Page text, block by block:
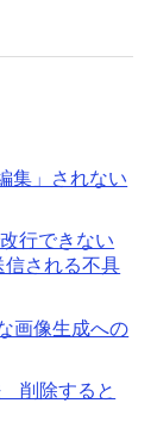
集」されない
行できない
される不具
画像生成への
削除すると